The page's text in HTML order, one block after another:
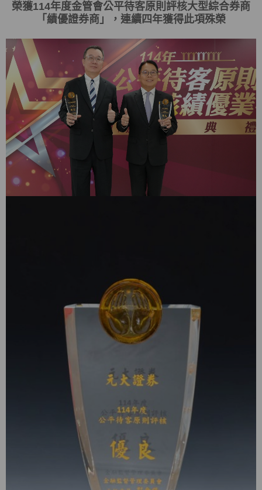
榮獲114年度金管會公平待客原則評核大型綜合券商
「 績優證券商 」，連續四年獲得此項殊榮